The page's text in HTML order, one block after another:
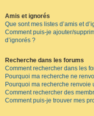
Amis et ignorés
Que sont mes listes d’amis et
Comment puis-je ajouter/
d’ignorés ?
Recherche dans les forums
Comment rechercher dans les
Pourquoi ma recherche ne
Pourquoi ma recherche renvoie
Comment rechercher des
Comment puis-je trouver mes